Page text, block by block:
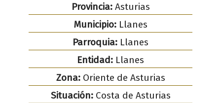
Provincia:Asturias
Municipio: Llanes
Parroquia: Llanes
Entidad: Llanes
Zona:Oriente de Asturias
Situación:Costa de Asturias